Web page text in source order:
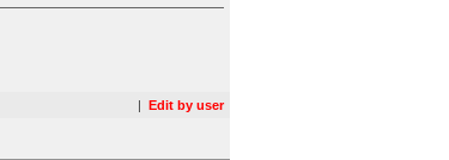
| Edit by user